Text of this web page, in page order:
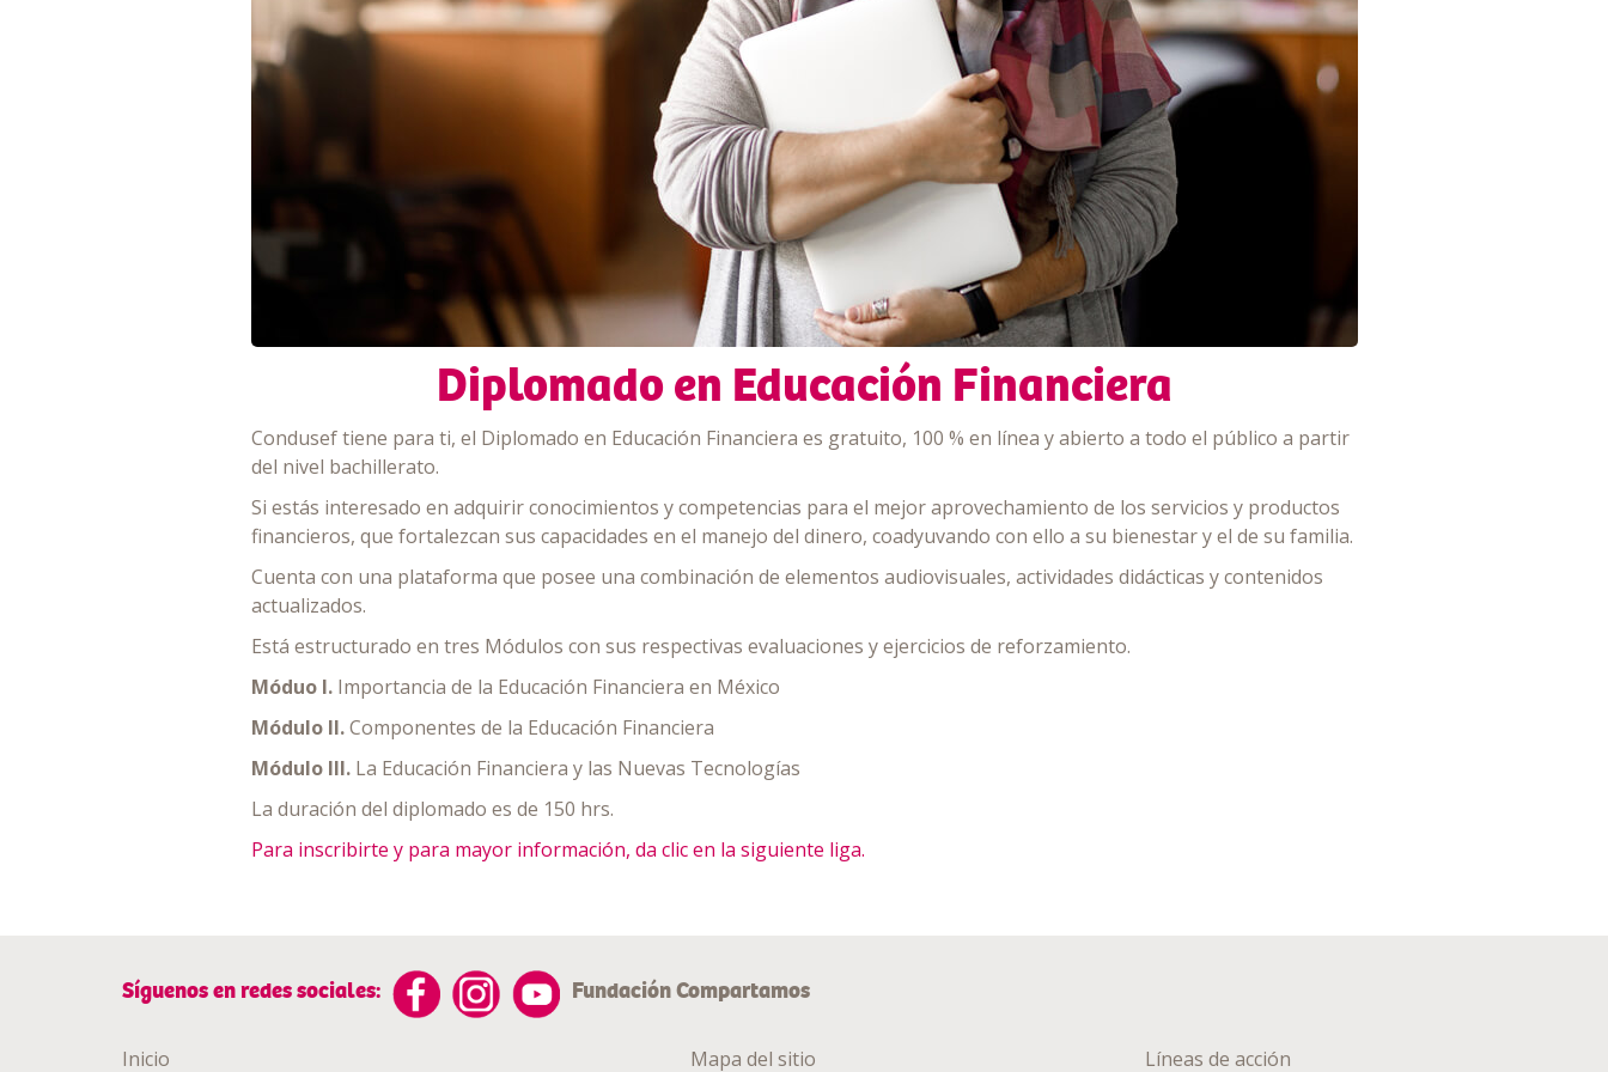
Diplomado en Educación Financiera
Condusef tiene para ti, el Diplomado en Educación Financiera es gratuito, 100 % en línea y abierto a todo el público a partir
del nivel bachillerato.
Si estás interesado en adquirir conocimientos y competencias para el mejor aprovechamiento de los servicios y productos
financieros, que fortalezcan sus capacidades en el manejo del dinero, coadyuvando con ello a su bienestar y el de su familia.
Cuenta con una plataforma que posee una combinación de elementos audiovisuales, actividades didácticas y contenidos
actualizados.
Está estructurado en tres Módulos con sus respectivas evaluaciones y ejercicios de reforzamiento.
Móduo I.Importancia de la Educación Financiera en México
Módulo II.Componentes de la Educación Financiera
Módulo III.La Educación Financiera y las Nuevas Tecnologías
La duración del diplomado es de 150 hrs.
Para inscribirte y para mayor información, da clic en la siguiente liga.
Síguenos en redes sociales: Fundación Compartamos
Inicio Mapa del sitio Líneas de acción